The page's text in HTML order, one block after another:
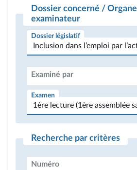
Dossier concerné / Organe
examinateur
Dossier législatif
Examiné par
Examen
Recherche par critères
Numéro